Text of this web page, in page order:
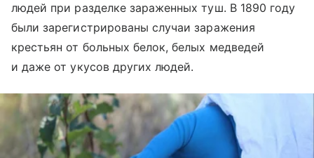
людей при разделке зараженных туш. В 1890 году
были зарегистрированы случаи заражения
крестьян от больных белок, белых медведей
и даже от укусов других людей.